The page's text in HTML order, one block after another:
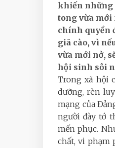
khiến những
tong vừa mới
chính quyền
giã cào, vì
vừa mới nở,
hội sinh sôi
Trong xã hội
dưỡng, rèn
mạng của
người đày tớ
mến phục.
chất, vi phạm